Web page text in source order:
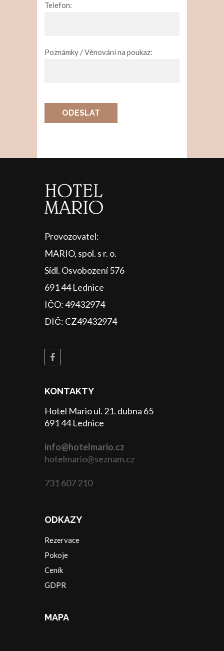
Telefon:
Poznámky / Věnování na poukaz:
ODESLAT
Provozovatel:
MARIO, spol. s r. o.
Sídl. Osvobození 576
691 44 Lednice
IČO: 49432974
DIČ: CZ49432974
KONTAKTY
Hotel Mario ul. 21. dubna 65
691 44 Lednice
info@hotelmario.cz
hotelmario@seznam.cz
731 607 210
ODKAZY
Rezervace
Pokoje
Ceník
GDPR
MAPA